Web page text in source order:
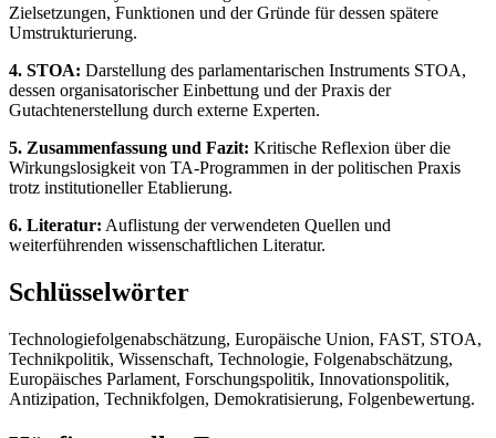
Zielsetzungen, Funktionen und der Gründe für dessen spätere
Umstrukturierung.
4. STOA: Darstellung des parlamentarischen Instruments STOA,
dessen organisatorischer Einbettung und der Praxis der
Gutachtenerstellung durch externe Experten.
5. Zusammenfassung und Fazit: Kritische Reflexion über die
Wirkungslosigkeit von TA-Programmen in der politischen Praxis
trotz institutioneller Etablierung.
6. Literatur: Auflistung der verwendeten Quellen und
weiterführenden wissenschaftlichen Literatur.
Schlüsselwörter
Technologiefolgenabschätzung, Europäische Union, FAST, STOA,
Technikpolitik, Wissenschaft, Technologie, Folgenabschätzung,
Europäisches Parlament, Forschungspolitik, Innovationspolitik,
Antizipation, Technikfolgen, Demokratisierung, Folgenbewertung.